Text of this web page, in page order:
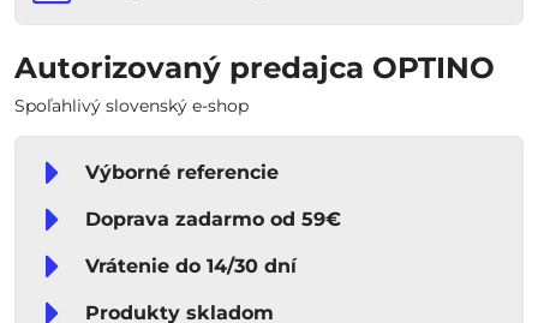
Autorizovaný predajca OPTINO
Spoľahlivý slovenský e-shop
Výborné referencie
Doprava zadarmo od 59€
Vrátenie do 14/30 dní
Produkty skladom